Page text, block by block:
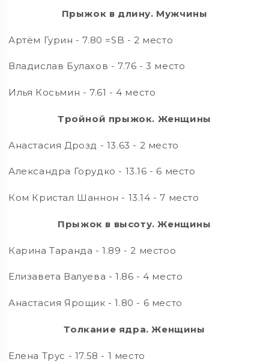
Прыжок в длину. Мужчины
Артём Гурин - 7.80 =SB - 2 место
Владислав Булахов - 7.76 - 3 место
Илья Косьмин - 7.61 - 4 место
Тройной прыжок. Женщины
Анастасия Дрозд - 13.63 - 2 место
Александра Горудко - 13.16 - 6 место
Ком Кристал Шаннон - 13.14 - 7 место
Прыжок в высоту. Женщины
Карина Таранда - 1.89 - 2 местоо
Елизавета Валуева - 1.86 - 4 место
Анастасия Ярощик - 1.80 - 6 место
Толкание ядра. Женщины
Елена Трус - 17.58 - 1 место